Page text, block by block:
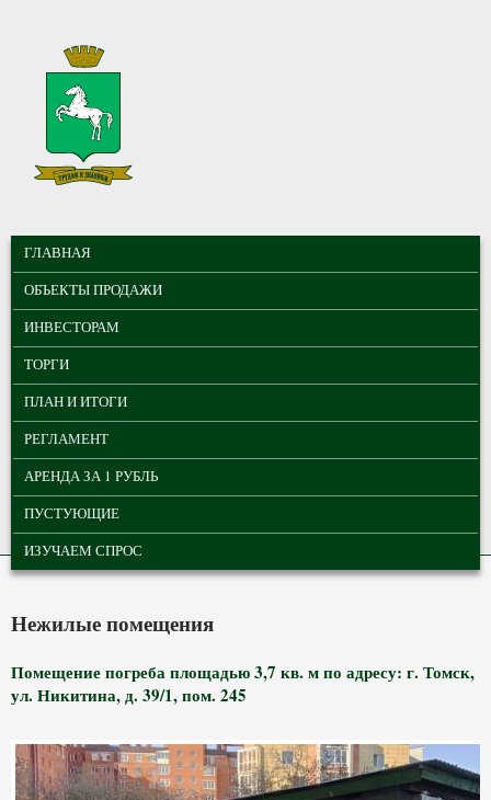
МУНИЦИПАЛЬНЫЕ
ТОРГИ ГОРОДА
ТОМСКА
ГЛАВНОЕ МЕНЮ
ГЛАВНАЯ
ОБЪЕКТЫ ПРОДАЖИ
ИНВЕСТОРАМ
ТОРГИ
ПЛАН И ИТОГИ
РЕГЛАМЕНТ
АРЕНДА ЗА 1 РУБЛЬ
ПУСТУЮЩИЕ
ИЗУЧАЕМ СПРОС
Нежилые помещения
Помещение погреба площадью 3,7 кв. м по адресу: г. Томск,
ул. Никитина, д. 39/1, пом. 245